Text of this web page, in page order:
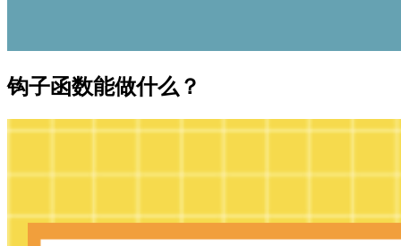
钩子函数能做什么？